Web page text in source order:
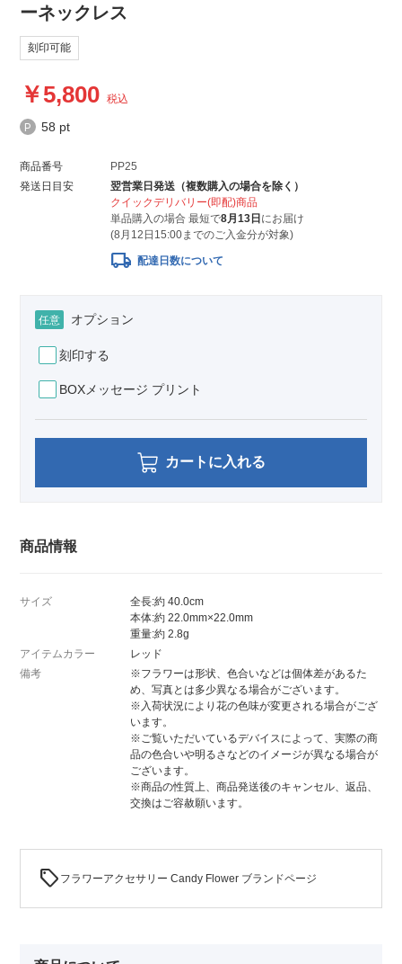
ーネックレス
刻印可能
5,800 税込
58 pt
商品番号
PP25
発送日目安
翌営業日発送（複数購入の場合を除く）
クイックデリバリー(即配)商品
単品購入の場合 最短で8月13日 にお届け
(8月12日15:00までのご入金分が対象)
local_shipping 配達日数について
任意 オプション
刻印する
BOXメッセージ プリント
カートに入れる
商品情報
サイズ
全長:約 40.0cm
本体:約 22.0mm×22.0mm
重量:約 2.8g
アイテムカラー
レッド
備考
※フラワーは形状、色合いなどは個体差があるた
め、写真とは多少異なる場合がございます。
※入荷状況により花の色味が変更される場合がござ
います。
※ご覧いただいているデバイスによって、実際の商
品の色合いや明るさなどのイメージが異なる場合が
ございます。
※商品の性質上、商品発送後のキャンセル、返品、
交換はご容赦願います。
sell フラワーアクセサリー Candy Flower ブランドページ